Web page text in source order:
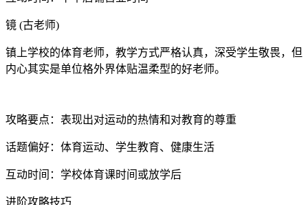
镜 (古老师)
镇上学校的体育老师，教学方式严格认真，深受学生敬畏，但
内心其实是单位格外界体贴温柔型的好老师。
攻略要点：表现出对运动的热情和对教育的尊重
话题偏好：体育运动、学生教育、健康生活
互动时间：学校体育课时间或放学后
进阶攻略技巧